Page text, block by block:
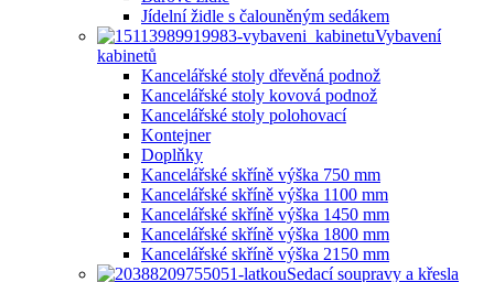
Jídelní židle s čalouněným sedákem
Vybavení
kabinetů
Kancelářské stoly dřevěná podnož
Kancelářské stoly kovová podnož
Kancelářské stoly polohovací
Kontejner
Doplňky
Kancelářské skříně výška 750 mm
Kancelářské skříně výška 1100 mm
Kancelářské skříně výška 1450 mm
Kancelářské skříně výška 1800 mm
Kancelářské skříně výška 2150 mm
Sedací soupravy a křesla